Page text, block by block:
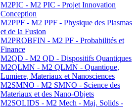
M2PIC - M2 PIC - Projet Innovation
Conception
M2PPF - M2 PPF - Physique des Plasmas
et de la Fusion
M2PROBFIN - M2 PF - Probabilités et
Finance
M2QD - M2 QD - Dispositifs Quantiques
M2QLMN - M2 QLMN - Quantique,
Lumiere, Materiaux et Nanosciences
M2SMNO - M2 SMNO - Science des
Materiaux et des Nano-Objets
M2SOLIDS - M2 Mech - Maj. Solids -